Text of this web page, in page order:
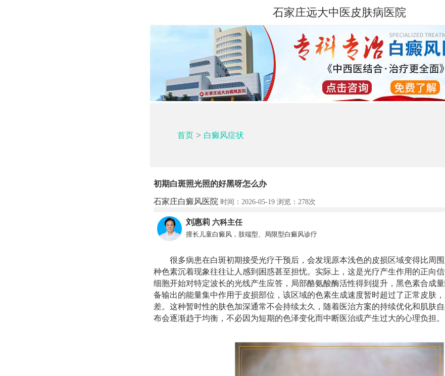
石家庄远大中医皮肤病医院
首页> 白癜风症状
初期白斑照光照的好黑呀怎么办
石家庄白癜风医院 时间：2026-05-19 浏览： 278次
刘惠莉 六科主任
擅长儿童白癜风，肢端型、局限型白癜风诊疗
很多病患在白斑初期接受光疗干预后，会发现原本浅色的皮损区域变得比周
种色素沉着现象往往让人感到困惑甚至担忧。实际上，这是光疗产生作用的正向
细胞开始对特定波长的光线产生应答，局部酪氨酸酶活性得到提升，黑色素合成
备输出的能量集中作用于皮损部位，该区域的色素生成速度暂时超过了正常皮肤
差。这种暂时性的肤色加深通常不会持续太久，随着医治方案的持续优化和肌肤
布会逐渐趋于均衡，不必因为短期的色泽变化而中断医治或产生过大的心理负担。